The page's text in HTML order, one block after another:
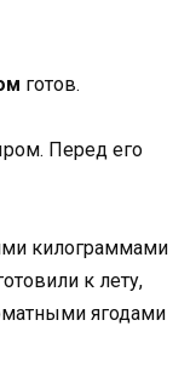
готов.
килограммами
к лету,
ягодами